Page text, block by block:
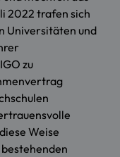
2022 trafen sich
Universitäten und
zu
Weise